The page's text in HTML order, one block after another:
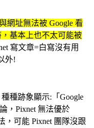
網址無法被 Google 看
基本上也不太可能被
寫文章=白寫沒有用
外!
種跡象顯示:「Google
，Pixnet 無法優於
，可能 Pixnet 團隊沒跟